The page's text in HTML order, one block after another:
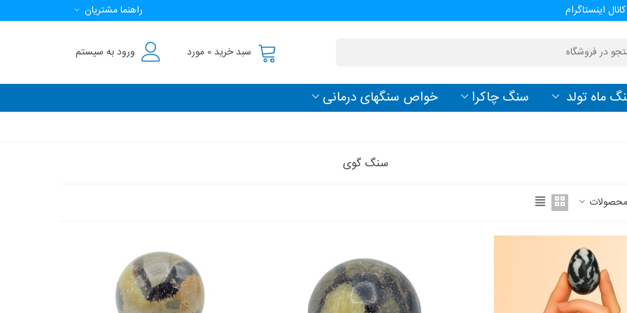
کانال اینستاگرام راهنما مشتریان
سبد خرید 0 مورد ورود به سیستم
ماه تولد سنگ چاکرا خواص سنگهای درمانی
سنگ گوی